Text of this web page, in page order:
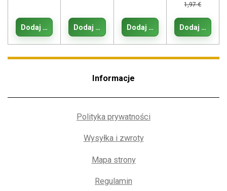
Dodaj do koszykaDodaj do koszykaDodaj do koszyka
1,97 €
Dodaj do
Informacje
Polityka prywatności
Wysyłka i zwroty
Mapa strony
Regulamin